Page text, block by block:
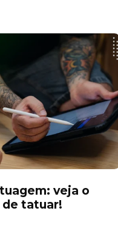
veja o
tatuar!